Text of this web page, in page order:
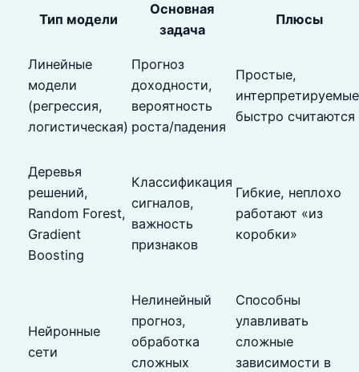
Тип модели
Основная
задача
Плюсы
Линейные
модели
(регрессия,
логистическая)
Прогноз
доходности,
вероятность
роста/падения
Простые,
быстро считаются
Деревья
решений,
Random Forest,
Gradient
Boosting
Классификация
сигналов,
важность
признаков
Гибкие, неплохо
работают «из
коробки»
Нейронные
сети
Нелинейный
прогноз,
обработка
сложных
Способны
улавливать
сложные
зависимости в